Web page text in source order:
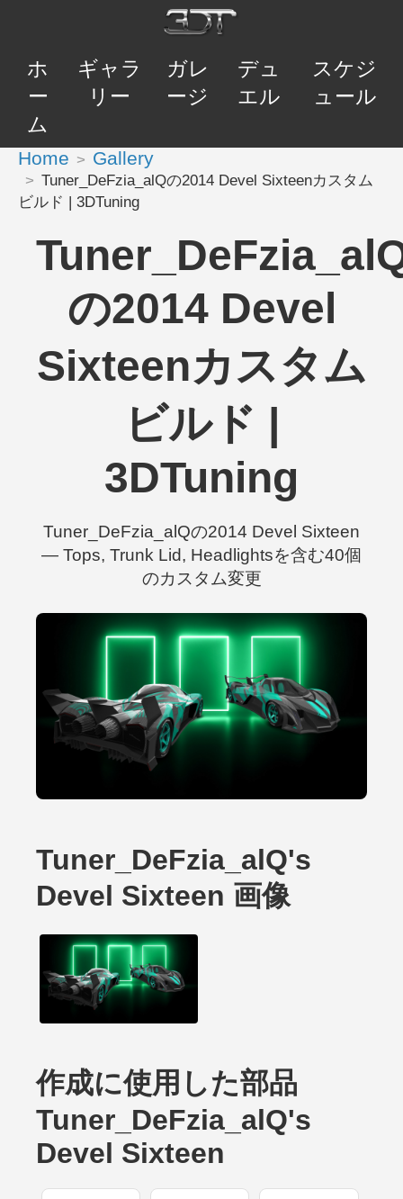
ホ
ー
ム
ギャラ
リー
ガレ
ージ
デュ
エル
スケジ
ュール
Home Gallery
Tuner_DeFzia_alQの2014 Devel Sixteenカスタム
ビルド | 3DTuning
の2014 Devel
Sixteenカスタム
ビルド |
3DTuning
Tuner_DeFzia_alQの2014 Devel Sixteen
— Tops, Trunk Lid, Headlightsを含む40個
のカスタム変更
Tuner_DeFzia_alQ's
Devel Sixteen 画像
作成に使用した部品
Tuner_DeFzia_alQ's
Devel Sixteen